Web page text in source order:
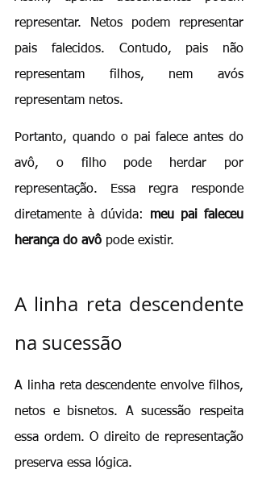
representar. Netos podem representar
pais falecidos. Contudo, pais não
representam filhos, nem avós
representam netos.
Portanto, quando o pai falece antes do
avô, o filho pode herdar por
representação. Essa regra responde
diretamente à dúvida: meu pai faleceu
herança do avô pode existir.
A linha reta descendente
na sucessão
A linha reta descendente envolve filhos,
netos e bisnetos. A sucessão respeita
essa ordem. O direito de representação
preserva essa lógica.